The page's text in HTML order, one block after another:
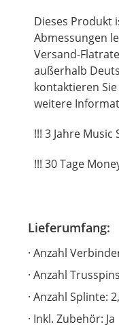
Dieses Produkt
Abmessungen
Versand-
außerhalb
kontaktieren
weitere
!!! 3 Jahre
!!! 30 Tage
Lieferumfang:
Anzahl
Anzahl
Anzahl Splinte:
Inkl. Zubehör: Ja